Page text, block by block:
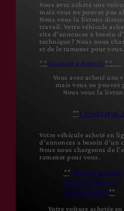
Vous avez acheté une
mais vous ne pouvez pas
Nous vous la livrons
travail. Votre véhicule
site d’annonces a besoin
technique ? Nous nous
et de le ramener pour vous.
**Livraison à domicile**
Vous avez acheté une
mais vous ne pouvez
Nous vous la
**
Votre véhicule acheté en
d’annonces a besoin d’un
Nous nous chargeons de
ramener pour vous.
**Déplacement
Entretien Ou
Réparation**
Votre voiture achetée